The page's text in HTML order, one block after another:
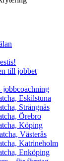
till jobbet
jobbcoachning
Eskilstuna
Strängnäs
Örebro
Köping
Västerås
Katrineholm
Enköping